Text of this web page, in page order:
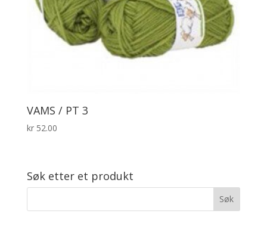
VAMS / PT 3
kr52.00
Søk etter et produkt